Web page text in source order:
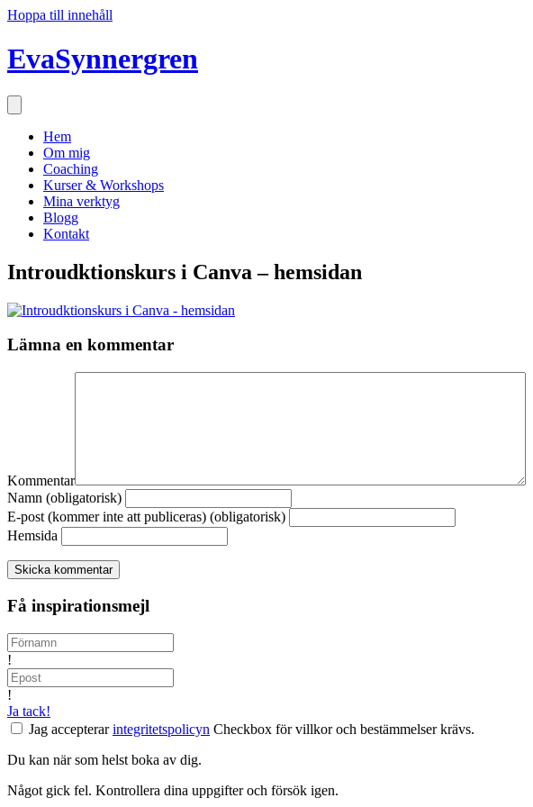
Hoppa till innehåll
EvaSynnergren
Hem
Om mig
Coaching
Kurser & Workshops
Mina verktyg
Blogg
Kontakt
Introudktionskurs i Canva – hemsidan
Lämna en kommentar
Kommentar
Namn (obligatorisk)
E-post (kommer inte att publiceras) (obligatorisk)
Hemsida
Få inspirationsmejl
!
!
Ja tack!
Jag accepterarintegritetspolicyn Checkbox för villkor och bestämmelser krävs.
Du kan när som helst boka av dig.
Något gick fel. Kontrollera dina uppgifter och försök igen.